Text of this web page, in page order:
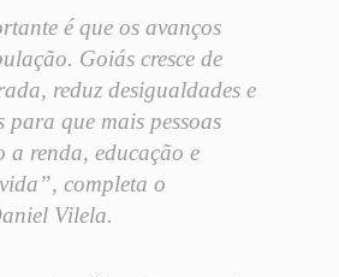
é que os avanços
Goiás cresce de
reduz desigualdades e
para que mais pessoas
a renda, educação e
completa o
Vilela.